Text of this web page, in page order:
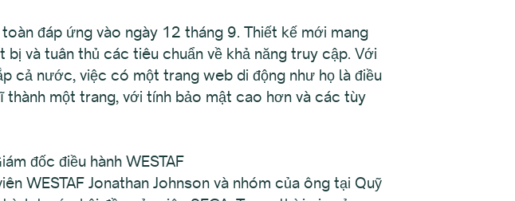
đáp ứng vào ngày 12 tháng 9. Thiết kế mới mang
và tuân thủ các tiêu chuẩn về khả năng truy cập. Với
cả nước, việc có một trang web di động như họ là điều
một trang, với tính bảo mật cao hơn và các tùy
đốc điều hành WESTAF
WESTAF Jonathan Johnson và nhóm của ông tại Quỹ